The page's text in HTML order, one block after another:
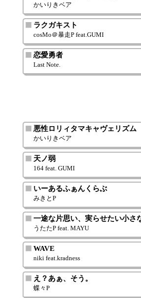
かいりきベア
ラクガキスト
cosMo＠暴走P feat.GUMI
恋愛勇者
Last Note.
悪性ロリィタマキャヴェリズム
かいりきベア
天ノ弱
164 feat. GUMI
いーあるふぁんくらぶ
みきとP
一途な片思い、実らせたい小さ
うたたP feat. MAYU
WAVE
niki feat.kradness
え？あぁ、そう。
蝶々P